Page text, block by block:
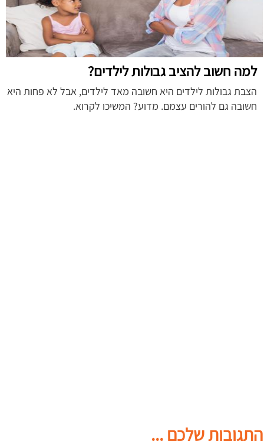
למה חשוב להציב גבולות לילדים?
הצבת גבולות לילדים היא חשובה מאד לילדים, אבל לא פחות היא
חשובה גם להורים עצמם. מדוע? המשיכו לקרוא.
התגובות שלכם ...